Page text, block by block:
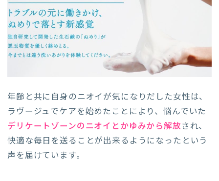
年齢と共に自身のニオイが気になりだした女性は、
ラヴージュでケアを始めたことにより、悩んでいた
デリケートゾーンのニオイとかゆみから解放され、
快適な毎日を送ることが出来るようになったという
声を届けています。